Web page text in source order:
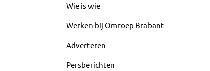
Wie is wie
Werken bij Omroep Brabant
Adverteren
Persberichten